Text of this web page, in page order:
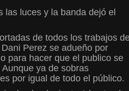
las luces y la banda dejó el
de todos los trabajos
Perez se adueño por
para hacer que el publico se
ya de sobras
por igual de todo el público.